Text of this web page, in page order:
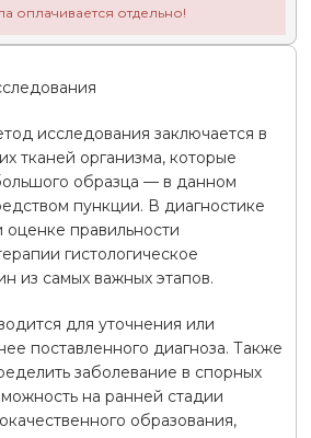
оплачивается отдельно!
исследования заключается в
тканей организма, которые
образца — в данном
пункции. В диагностике
оценке правильности
гистологическое
из самых важных этапов.
для уточнения или
поставленного диагноза. Также
заболевание в спорных
на ранней стадии
образования,